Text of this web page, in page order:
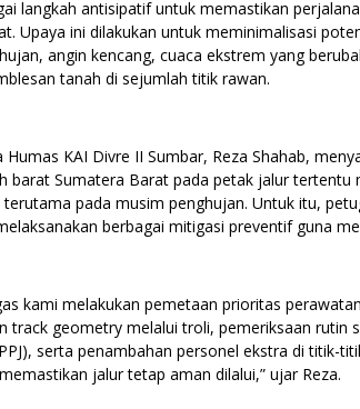
langkah antisipatif untuk memastikan
Upaya ini dilakukan untuk meminimalisasi
angin kencang, cuaca ekstrem yang
tanah di sejumlah titik rawan.
Humas KAI Divre II Sumbar, Reza Shahab,
barat Sumatera Barat pada petak jalur
pada musim penghujan. Untuk itu,
berbagai mitigasi preventif guna
kami melakukan pemetaan prioritas
track geometry melalui troli, pemeriksaan rutin
serta penambahan personel ekstra di titik-
jalur tetap aman dilalui,” ujar Reza.